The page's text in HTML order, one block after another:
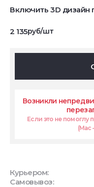
Включить 3D дизайн
2 135руб/шт
Возникли
Если это не помоглу
(Mac
Курьером:
Самовывоз: